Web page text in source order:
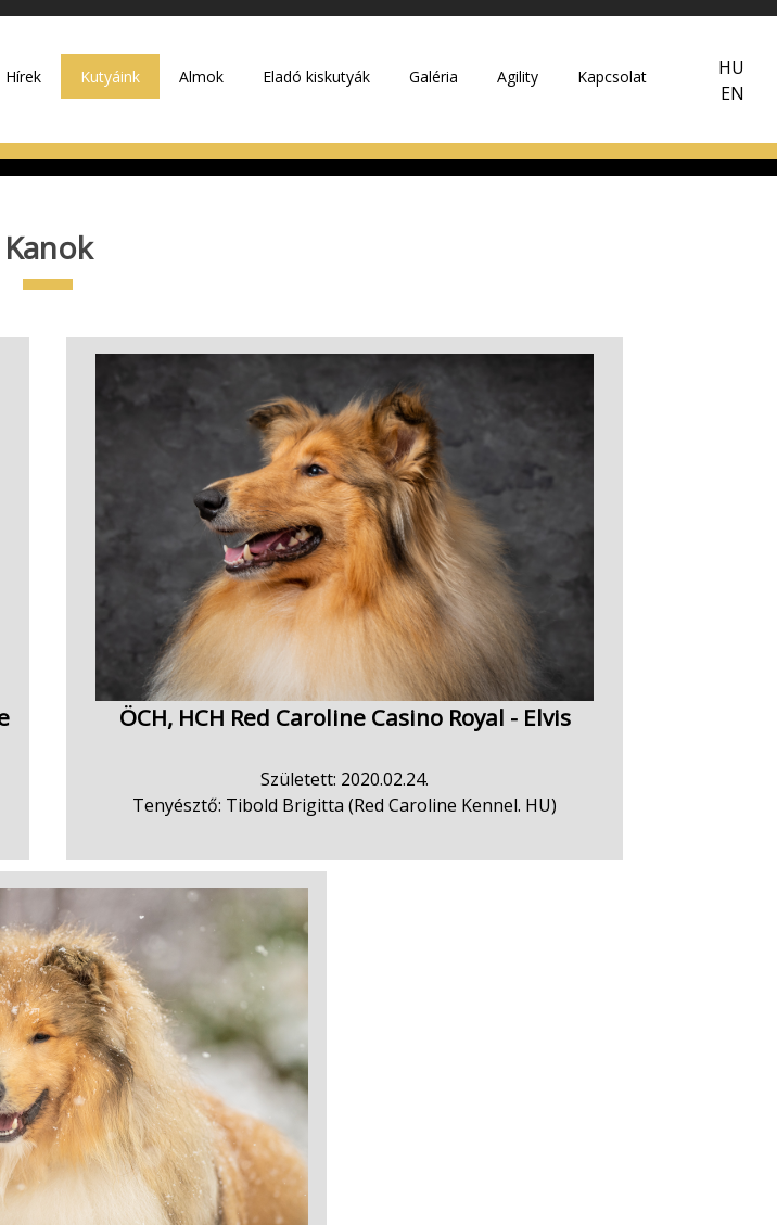
HU
EN
Hírek Kutyáink Almok Eladó kiskutyák Galéria Agility Kapcsolat
Kanok
ÖCH, HCH Red Caroline Casino Royal - Elvis
Született: 2020.02.24.
Tenyésztő: Tibold Brigitta (Red Caroline Kennel. HU)